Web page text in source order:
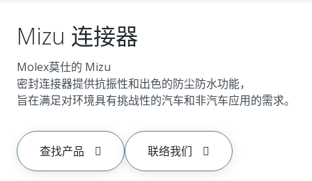
Mizu 连接器
Molex莫仕的 Mizu
密封连接器提供抗振性和出色的防尘防水功能，
旨在满足对环境具有挑战性的汽车和非汽车应用的需求。
查找产品 联络我们